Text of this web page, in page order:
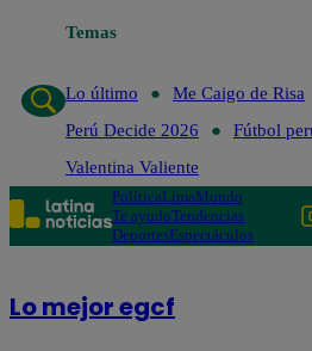
Temas
Lo último
Me Caigo de Risa
Perú Decide 2026
Fútbol
Valentina Valiente
PolíticaLimaMundo
Te ayudoTendencias
DeportesEspectáculos
Lo mejor egcf